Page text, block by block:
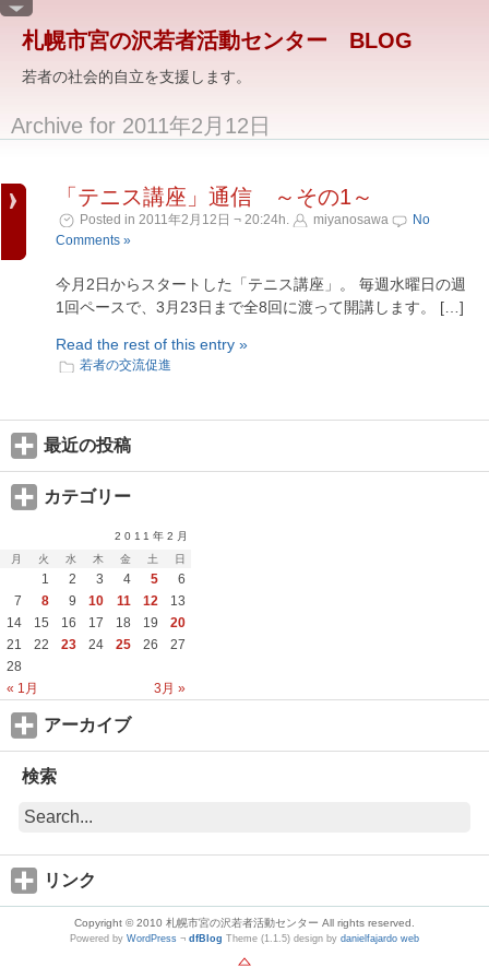
札幌市宮の沢若者活動センター BLOG
若者の社会的自立を支援します。
Archive for 2011年2月12日
「テニス講座」通信 ～その1～
Posted in 2011年2月12日 ¬ 20:24h. miyanosawa
No
Comments »
今月2日からスタートした「テニス講座」。 毎週水曜日の週
1回ペースで、3月23日まで全8回に渡って開講します。 […]
Read the rest of this entry »
若者の交流促進
最近の投稿
カテゴリー
2011年2月
月
火 水 木 金 土 日
« 1月 3月 »
1 2 3 4 5
6
7
8 9 10 11 12
13
14
15 16 17 18 19
20
21
22 23 24 25 26
27
28
アーカイブ
検索
リンク
Copyright © 2010 札幌市宮の沢若者活動センター All rights reserved.
Powered by WordPress ¬ dfBlog Theme (1.1.5) design by danielfajardo web